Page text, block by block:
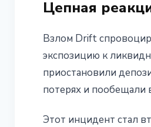
Цепная
Взлом Drift
экспозицию к
приостановили
потерях и пообещали
Этот инцидент стал